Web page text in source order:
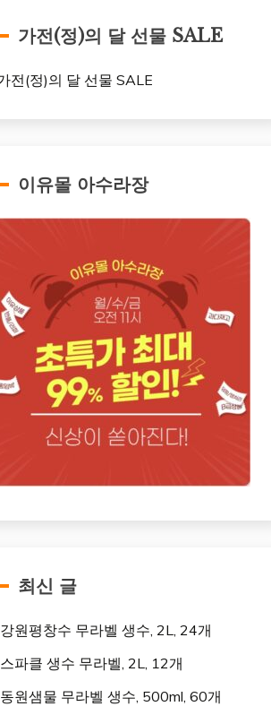
가전(정)의 달 선물 SALE
이유몰 아수라장
최신 글
강원평창수 무라벨 생수, 2L, 24개
스파클 생수 무라벨, 2L, 12개
동원샘물 무라벨 생수, 500ml, 60개